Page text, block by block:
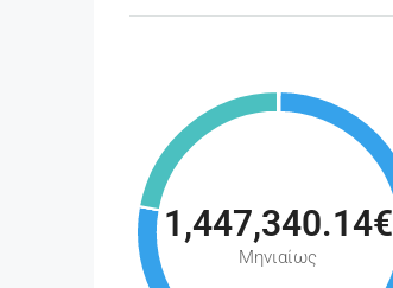
1,447,340.14€
Μηνιαίως